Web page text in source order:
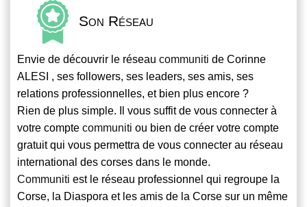
Son Réseau
Envie de découvrir le réseau communiti de Corinne
ALESI , ses followers, ses leaders, ses amis, ses
relations professionnelles, et bien plus encore ?
Rien de plus simple. Il vous suffit de vous connecter à
votre compte communiti ou bien de créer votre compte
gratuit qui vous permettra de vous connecter au réseau
international des corses dans le monde.
Communiti est le réseau professionnel qui regroupe la
Corse, la Diaspora et les amis de la Corse sur un même